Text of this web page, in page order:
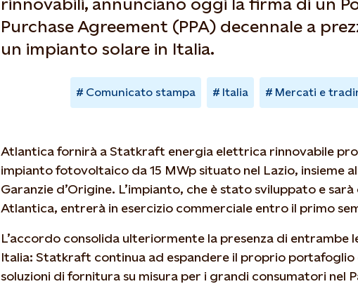
rinnovabili, annunciano oggi la firma di un
Purchase Agreement (PPA) decennale a
un impianto solare in Italia.
Comunicato stampa Italia Mercati e
Atlantica fornirà a Statkraft energia elettrica rinnovabile
impianto fotovoltaico da 15 MWp situato nel Lazio, insieme
Garanzie d’Origine. L’impianto, che è stato sviluppato e
Atlantica, entrerà in esercizio commerciale entro il primo
L’accordo consolida ulteriormente la presenza di entrambe
Italia: Statkraft continua ad espandere il proprio portafoglio
soluzioni di fornitura su misura per i grandi consumatori nel